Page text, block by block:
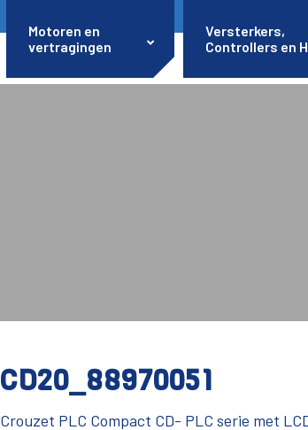
Motoren en
vertragingen
Versterkers,
Controllers en
CD20_88970051
Crouzet PLC Compact CD- PLC serie met